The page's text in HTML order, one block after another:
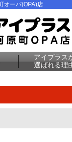
オーパ(OPA)店
アイプラス
選ばれる理